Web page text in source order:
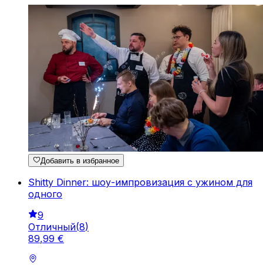
Добавить в избранное
Shitty Dinner: шоу-импровизация с ужином для
одного
9
Отличный(8)
89,99 €